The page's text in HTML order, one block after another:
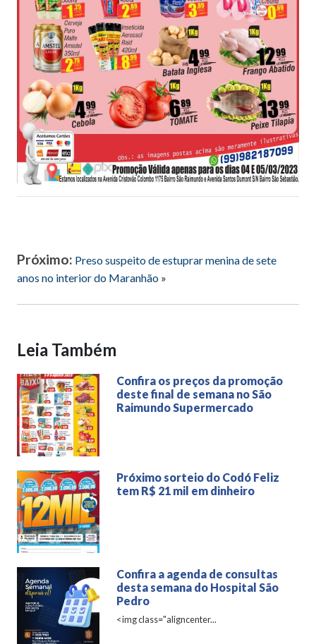
Próximo: Preso suspeito de estuprar menina de sete
anos no interior do Maranhão »
Leia Também
Confira os preços da promoção
deste final de semana no São
Raimundo Supermercado
Próximo sorteio do Codó Feliz
tem R$ 21 mil em dinheiro
Confira a agenda de consultas
desta semana do Hospital São
Pedro
<img class="aligncenter...